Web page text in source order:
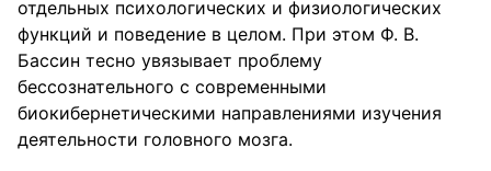
отдельных психологических и физиологических
функций и поведение в целом. При этом Ф. В.
Бассин тесно увязывает проблему
бессознательного с современными
биокибернетическими направлениями изучения
деятельности головного мозга.